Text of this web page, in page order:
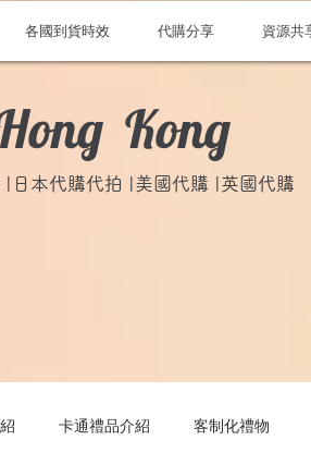
各國到貨時效 代購分享 資源共
Kong
日本代購代拍 |美國代購 |英國代購
卡通禮品介紹 客制化禮物